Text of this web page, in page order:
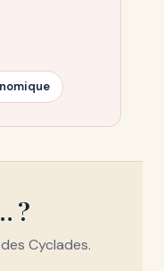
?
Cyclades.